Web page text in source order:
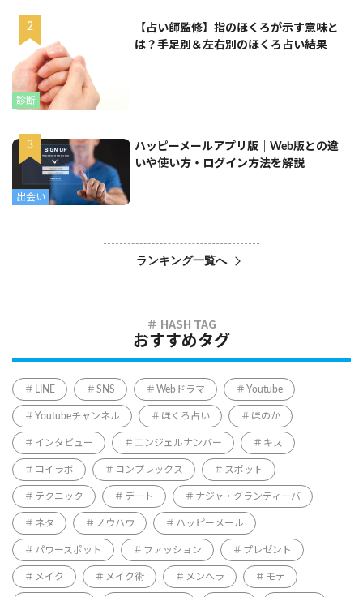
診断
【占い師監修】指のほくろが示す意味と
は？手足別＆左右別のほくろ占い結果
出会い
ハッピーメールアプリ版｜Web版との違
いや使い方・ログイン方法を解説
ランキング一覧へ
おすすめタグ
LINE SNS Webドラマ Youtube
Youtubeチャンネル ほくろ占い ほのか
インタビュー エンジェルナンバー キス
コイラボ コンプレックス スポット
テクニック デート ナジャ・グランディーバ
ネタ ノウハウ ハッピーメール
パワースポット ファッション プレゼント
メイク メイク術 メンヘラ モテ